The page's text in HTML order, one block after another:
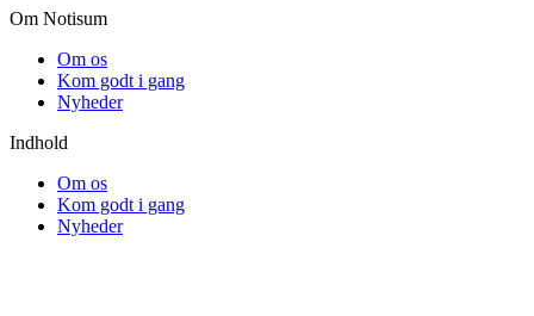
Om Notisum
Om os
Kom godt i gang
Nyheder
Indhold
Om os
Kom godt i gang
Nyheder